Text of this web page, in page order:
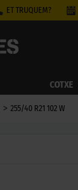
ET TRUQUEM?
COTXE
> 255/40 R21 102 W